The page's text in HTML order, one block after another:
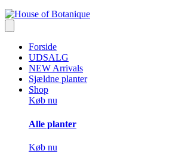
Forside
UDSALG
NEW Arrivals
Sjældne planter
Shop
Køb nu
Alle planter
Køb nu